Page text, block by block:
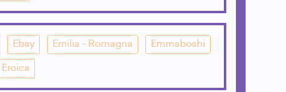
Ebay Emilia - Romagna Emmaboshi
Eroica